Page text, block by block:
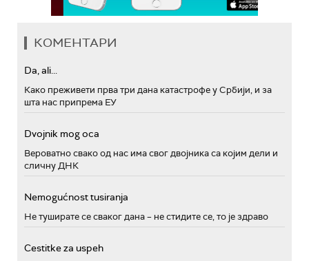
КОМЕНТАРИ
Da, ali...
Како преживети прва три дана катастрофе у Србији, и за
шта нас припрема ЕУ
Dvojnik mog oca
Вероватно свако од нас има свог двојника са којим дели и
сличну ДНК
Nemogućnost tusiranja
Не туширате се сваког дана – не стидите се, то је здраво
Cestitke za uspeh